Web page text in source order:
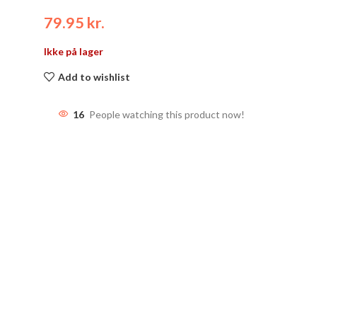
79.95 kr.
Ikke på lager
Add to wishlist
16 People watching this product now!